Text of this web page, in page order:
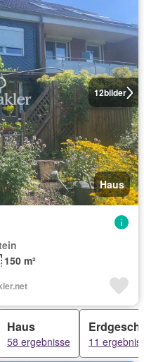
12bilder
Haus
150 m²
Haus
58 ergebnisse 11